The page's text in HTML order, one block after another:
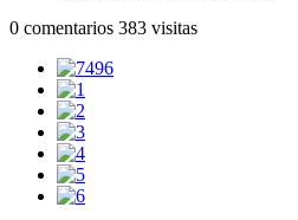
0 comentarios 383 visitas